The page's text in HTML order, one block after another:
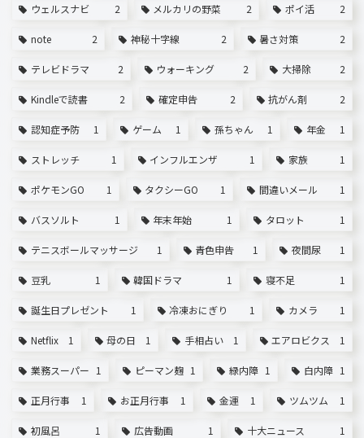
ウェルスナビ 2 メルカリの野菜 2 ポイ活 2
note 2 神秘十字線 2 暑さ対策 2
テレビドラマ 2 ウォーキング 2 大掃除 2
Kindleで読書 2 確定申告 2 抗がん剤 2
認知症予防 1 ゲーム 1 孫ちゃん 1 年金 1
ストレッチ 1 インフルエンザ 1 家族 1
ポケモンGO 1 タクシーGO 1 間違いメール 1
バスソルト 1 年末年始 1 タロット 1
テニスボールマッサージ 1 青色申告 1 夜間尿 1
豆乳 1 韓国ドラマ 1 寝不足 1
誕生日プレゼント 1 冷凍おにぎり 1 カメラ 1
Netflix 1 母の日 1 手相占い 1 エアロビクス 1
業務スーパー 1 ピーマン麹 1 緑内障 1 白内障 1
正月行事 1 お正月行事 1 金運 1 ツムツム 1
初風呂 1 広告動画 1 十大ニュース 1